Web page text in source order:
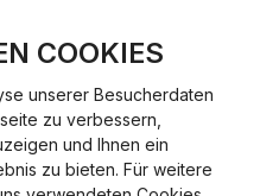
COOKIES
unserer Besucherdaten
zu verbessern,
und Ihnen ein
zu bieten. Für weitere
machbar. Ausnahme:
Erstzulassung vor dem
du Fahrzeuge anmelden,